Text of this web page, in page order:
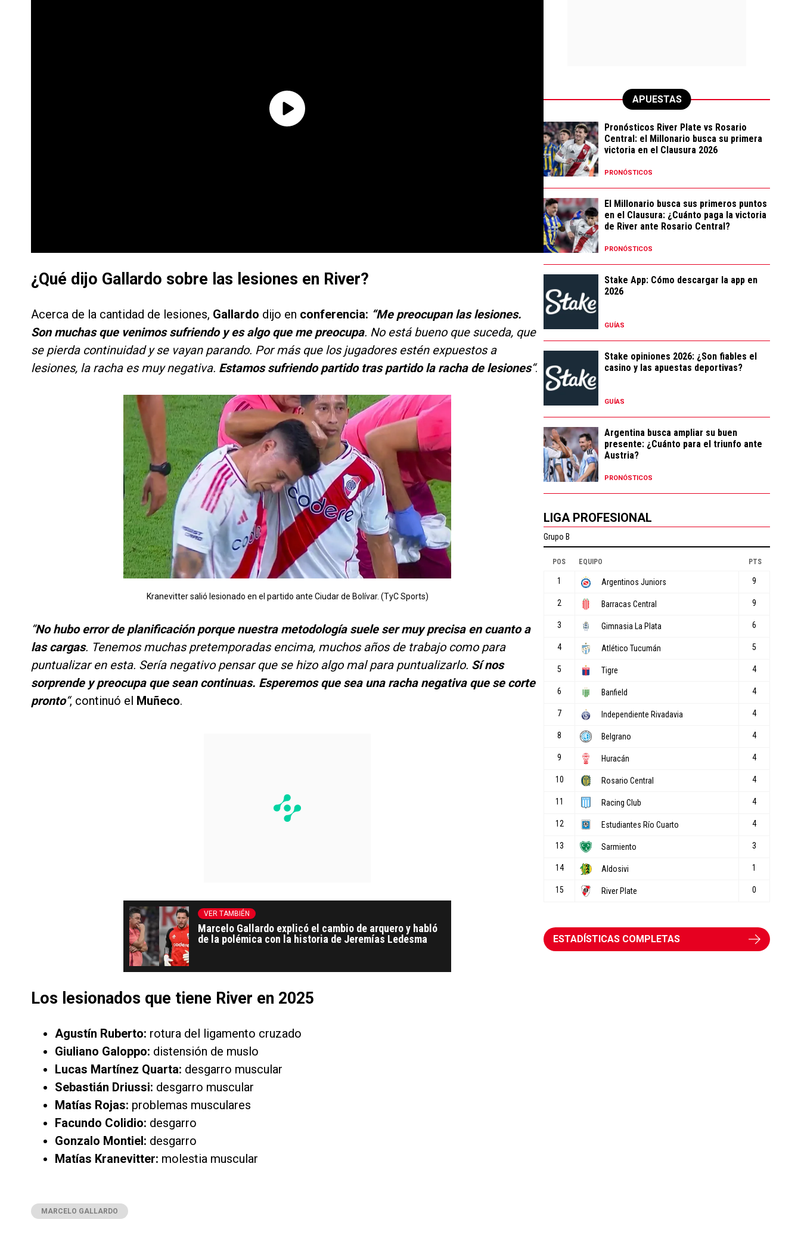
¿Qué dijo Gallardo sobre las lesiones en River?
Acerca de la cantidad de lesiones, Gallardo dijo en conferencia: “Me preocupan las lesiones.
Son muchas que venimos sufriendo y es algo que me preocupa. No está bueno que suceda, que
se pierda continuidad y se vayan parando. Por más que los jugadores estén expuestos a
lesiones, la racha es muy negativa. Estamos sufriendo partido tras partido la racha de lesiones“.
Kranevitter salió lesionado en el partido ante Ciudar de Bolívar. (TyC Sports)
“No hubo error de planificación porque nuestra metodología suele ser muy precisa en cuanto a
las cargas. Tenemos muchas pretemporadas encima, muchos años de trabajo como para
puntualizar en esta. Sería negativo pensar que se hizo algo mal para puntualizarlo. Sí nos
sorprende y preocupa que sean continuas. Esperemos que sea una racha negativa que se corte
pronto“, continuó el Muñeco.
VER TAMBIÉN
Marcelo Gallardo explicó el cambio de arquero y habló
de la polémica con la historia de Jeremías Ledesma
Los lesionados que tiene River en 2025
Agustín Ruberto: rotura del ligamento cruzado
Giuliano Galoppo: distensión de muslo
Lucas Martínez Quarta: desgarro muscular
Sebastián Driussi: desgarro muscular
Matías Rojas: problemas musculares
Facundo Colidio: desgarro
Gonzalo Montiel: desgarro
Matías Kranevitter: molestia muscular
MARCELO GALLARDO
APUESTAS
Pronósticos River Plate vs Rosario
Central: el Millonario busca su primera
victoria en el Clausura 2026
PRONÓSTICOS
El Millonario busca sus primeros puntos
en el Clausura: ¿Cuánto paga la victoria
de River ante Rosario Central?
PRONÓSTICOS
Stake App: Cómo descargar la app en
2026
GUÍAS
Stake opiniones 2026: ¿Son fiables el
casino y las apuestas deportivas?
GUÍAS
Argentina busca ampliar su buen
presente: ¿Cuánto para el triunfo ante
Austria?
PRONÓSTICOS
LIGA PROFESIONAL
ESTADÍSTICAS COMPLETAS